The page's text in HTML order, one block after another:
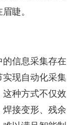
睫。
信息采集存在
现自动化采集
种方式不仅效
接变形、残余